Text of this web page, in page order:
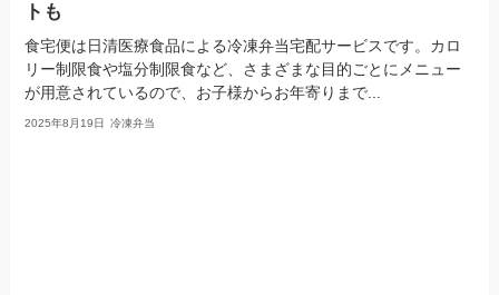
トも
食宅便は日清医療食品による冷凍弁当宅配サービスです。カロ
リー制限食や塩分制限食など、さまざまな目的ごとにメニュー
が用意されているので、お子様からお年寄りまで...
2025年8月19日 冷凍弁当